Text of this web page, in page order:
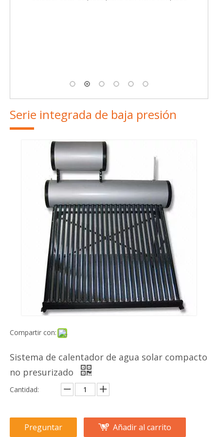
Serie integrada de baja presión
Compartir con:
Sistema de calentador de agua solar compacto
no presurizado
Cantidad:
Preguntar Añadir al carrito